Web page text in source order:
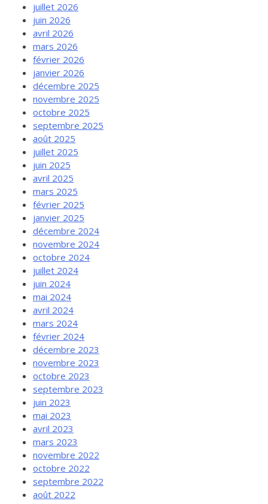
juillet 2026
juin 2026
avril 2026
mars 2026
février 2026
janvier 2026
décembre 2025
novembre 2025
octobre 2025
septembre 2025
août 2025
juillet 2025
juin 2025
avril 2025
mars 2025
février 2025
janvier 2025
décembre 2024
novembre 2024
octobre 2024
juillet 2024
juin 2024
mai 2024
avril 2024
mars 2024
février 2024
décembre 2023
novembre 2023
octobre 2023
septembre 2023
juin 2023
mai 2023
avril 2023
mars 2023
novembre 2022
octobre 2022
septembre 2022
août 2022